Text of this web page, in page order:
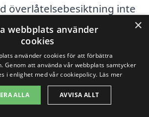
överlåtelsebesiktning inte
pengar på lång sikt utan
som köpare.
gratis och utan
×
webbplats använder
cookies
använder cookies för att förbättra
Genom att använda vår webbplats samtycker
i enlighet med vår cookiepolicy. Läs mer
ALLA AVVISA ALLT